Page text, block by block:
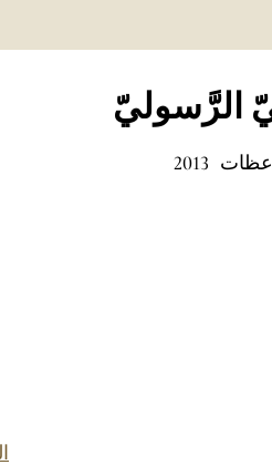
الرَّسوليّ
عظات 2013